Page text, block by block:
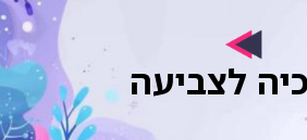
לצביעה